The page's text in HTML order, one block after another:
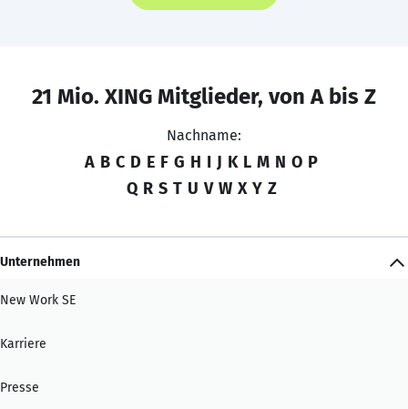
21 Mio. XING Mitglieder, von A bis Z
Nachname:
A B C D E F G H I J K L M N O P
Q R S T U V W X Y Z
Unternehmen
New Work SE
Karriere
Presse